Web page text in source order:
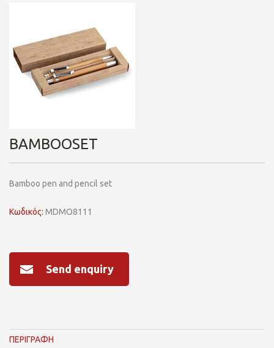
BAMBOOSET
Bamboo pen and pencil set
Κωδικός: MDMO8111
Send enquiry
ΠΕΡΙΓΡΑΦΗ